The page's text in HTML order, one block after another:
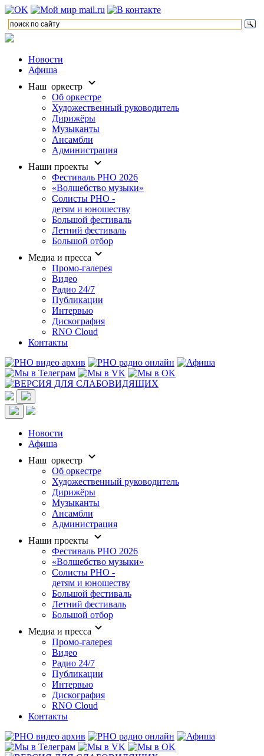
Новости
Афиша
Наш оркестр
Об оркестре
Художественный руководитель
Дирижёры
Музыканты
Ансамбли
Администрация
Наши проекты
Фестиваль РНО 2026
«Волшебство музыки»
Солисты РНО -
детям и юношеству
Большой фестиваль
Летний фестиваль
Большой отбор
Медиа и пресса
Промо-галерея
Видео
Радио 24/7
Публикации
Интервью
Дискография
RNO Cloud
Контакты
Новости
Афиша
Наш оркестр
Об оркестре
Художественный руководитель
Дирижёры
Музыканты
Ансамбли
Администрация
Наши проекты
Фестиваль РНО 2026
«Волшебство музыки»
Солисты РНО -
детям и юношеству
Большой фестиваль
Летний фестиваль
Большой отбор
Медиа и пресса
Промо-галерея
Видео
Радио 24/7
Публикации
Интервью
Дискография
RNO Cloud
Контакты